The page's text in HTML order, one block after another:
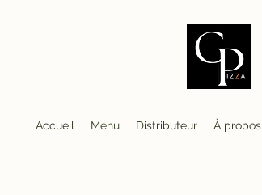
Accueil Menu Distributeur À propos